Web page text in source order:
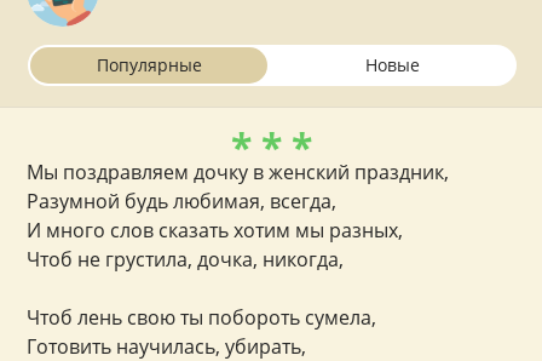
Популярные Новые
* * *
Мы поздравляем дочку в женский праздник,
Разумной будь любимая, всегда,
И много слов сказать хотим мы разных,
Чтоб не грустила, дочка, никогда,
Чтоб лень свою ты побороть сумела,
Готовить научилась, убирать,